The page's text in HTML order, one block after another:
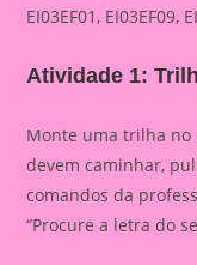
EI03EF01, EI03EF09,
Atividade 1:
Monte uma trilha no
devem caminhar,
comandos da
“Procure a letra do